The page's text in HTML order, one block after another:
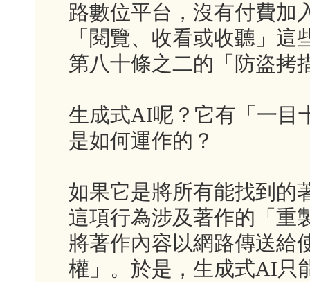
路數位平台，沒有付費加
「閱覽、收看或收聽」
第八十條之二的「防盜拷
生成式AI呢？它有「一目
是如何運作的？
如果它是將所有能找到的
這項行為涉及著作的「重
將著作內容以網路傳送給
權」。於是，生成式AI只